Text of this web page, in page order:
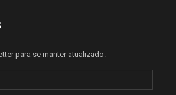
para se manter atualizado.